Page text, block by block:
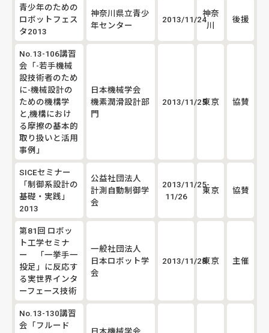
青少年のための
ロボットフェス
タ2013
神奈川県立青少
年センター
2013/11/24
神奈
川
後援
No.13-106講習
会「-若手機械
設技術者のため
に-機械設計の
ための機構学
と,機構におけ
る摩擦の基本的
取り扱いと活用
事例」
日本機械学会
機素潤滑設計部
門
2013/11/25東京 協賛
SICEセミナー
「制御系設計の
基礎・実践」
2013
公益社団法人
計測自動制御学
会
2013/11/25-
11/26
東京 協賛
第81回 ロボッ
ト工学セミナ
ー 「一挙手一
投足」に反応す
る実世界インタ
ーフェース技術
一般社団法人
日本ロボット学
会
2013/11/28東京 主催
No.13-130講習
会「フルード
日本機械学会